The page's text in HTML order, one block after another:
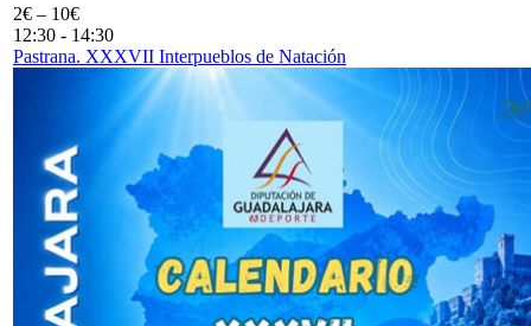
2€ – 10€
12:30 - 14:30
Pastrana. XXXVII Interpueblos de Natación